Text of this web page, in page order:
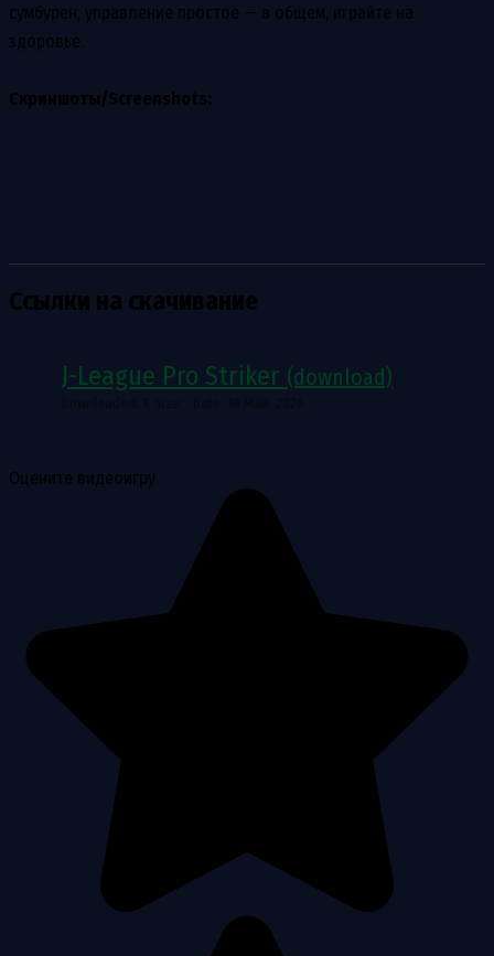
сумбурен, управление простое — в общем, играйте на
здоровье.
Скриншоты/Screenshots:
Ссылки на скачивание
J-League Pro Striker (download)
Оцените видеоигру